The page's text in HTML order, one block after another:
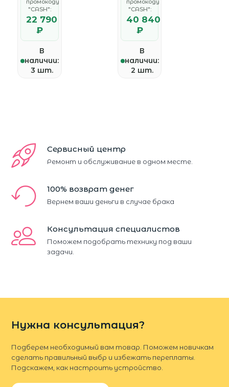
промокоду
"CASH":
22 790
₽
В
наличии:
3 шт.
промокоду
"CASH":
40 840
₽
В
наличии:
2 шт.
Сервисный центр
Ремонт и обслуживание в одном месте.
100% возврат денег
Вернем ваши деньги в случае брака
Консультация специалистов
Поможем подобрать технику под ваши
задачи.
Нужна консультация?
Подберем необходимый вам товар. Поможем новичкам
сделать правильный выбр и избежать переплаты.
Подскажем, как настроить устройство.